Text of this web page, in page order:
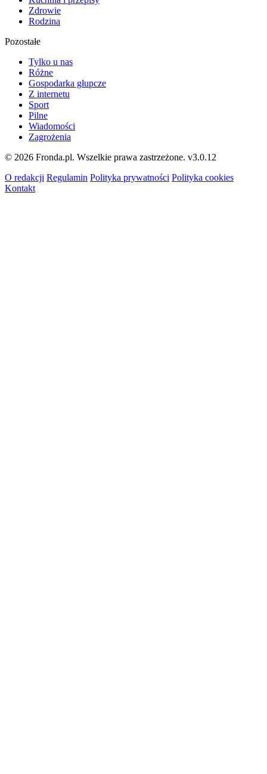
Zdrowie
Rodzina
Pozostałe
Tylko u nas
Różne
Gospodarka głupcze
Z internetu
Sport
Pilne
Wiadomości
Zagrożenia
© 2026 Fronda.pl. Wszelkie prawa zastrzeżone. v3.0.12
O redakcji Regulamin Polityka prywatności Polityka cookies
Kontakt